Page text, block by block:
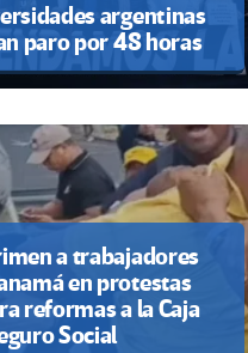
argentinas
paro por 48 horas
a trabajadores
en protestas
reformas a la Caja
Social